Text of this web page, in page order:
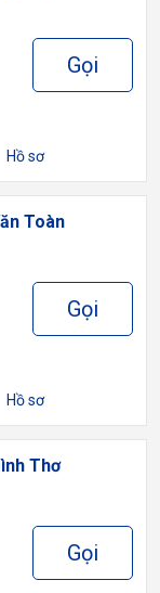
Gọi
Hồ sơ
Toàn
Gọi
Hồ sơ
Thơ
Gọi